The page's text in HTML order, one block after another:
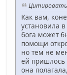
Цитировать
Как вам,
установила
бога может
помощи
но тем не
ей пришлось
она